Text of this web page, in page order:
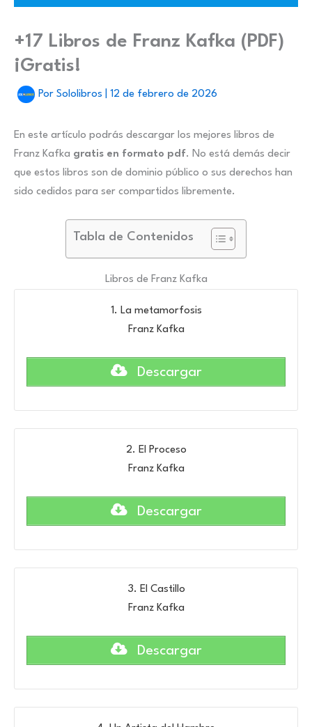
+17 Libros de Franz Kafka (PDF)
¡Gratis!
Por Sololibros 12 de febrero de 2026
En este artículo podrás descargar los mejores libros de
Franz Kafka gratis en formato pdf. No está demás decir
que estos libros son de dominio público o sus derechos han
sido cedidos para ser compartidos libremente.
Tabla de Contenidos
Libros de Franz Kafka
1. La metamorfosis
Franz Kafka
Descargar
2. El Proceso
Franz Kafka
Descargar
3. El Castillo
Franz Kafka
Descargar